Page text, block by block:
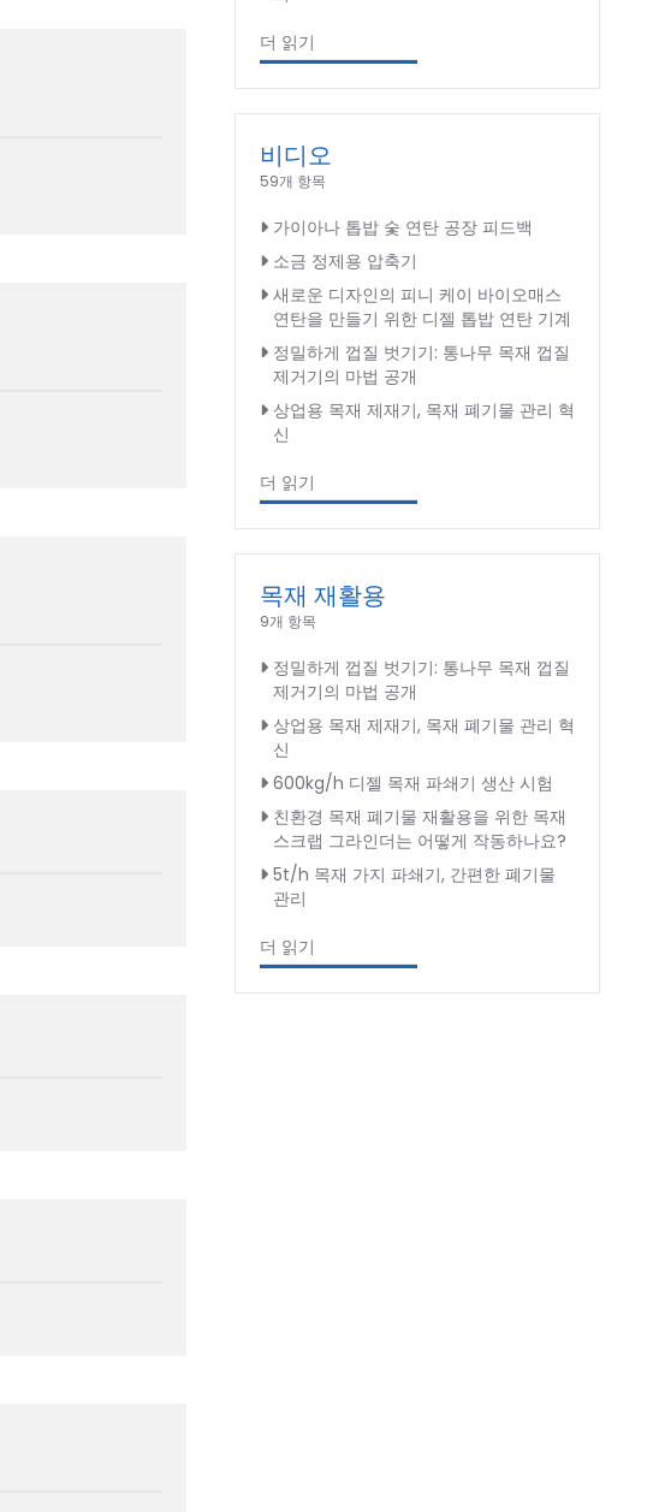
더 읽기
비디오
59개 항목
가이아나 톱밥 숯 연탄 공장 피드백
소금 정제용 압축기
새로운 디자인의 피니 케이 바이오매스
연탄을 만들기 위한 디젤 톱밥 연탄 기계
정밀하게 껍질 벗기기: 통나무 목재 껍질
제거기의 마법 공개
상업용 목재 제재기, 목재 폐기물 관리 혁
신
더 읽기
목재 재활용
9개 항목
정밀하게 껍질 벗기기: 통나무 목재 껍질
제거기의 마법 공개
상업용 목재 제재기, 목재 폐기물 관리 혁
신
600kg/h 디젤 목재 파쇄기 생산 시험
친환경 목재 폐기물 재활용을 위한 목재
스크랩 그라인더는 어떻게 작동하나요?
5t/h 목재 가지 파쇄기, 간편한 폐기물
관리
더 읽기